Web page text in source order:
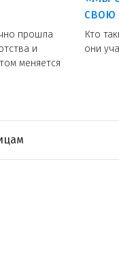
прошла
и
меняется
свою
Кто
они